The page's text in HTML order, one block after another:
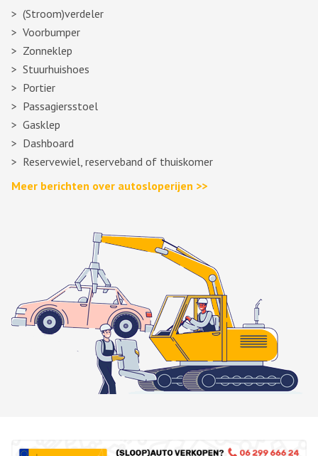
(Stroom)verdeler
Voorbumper
Zonneklep
Stuurhuishoes
Portier
Passagiersstoel
Gasklep
Dashboard
Reservewiel, reserveband of thuiskomer
Meer berichten over autosloperijen >>